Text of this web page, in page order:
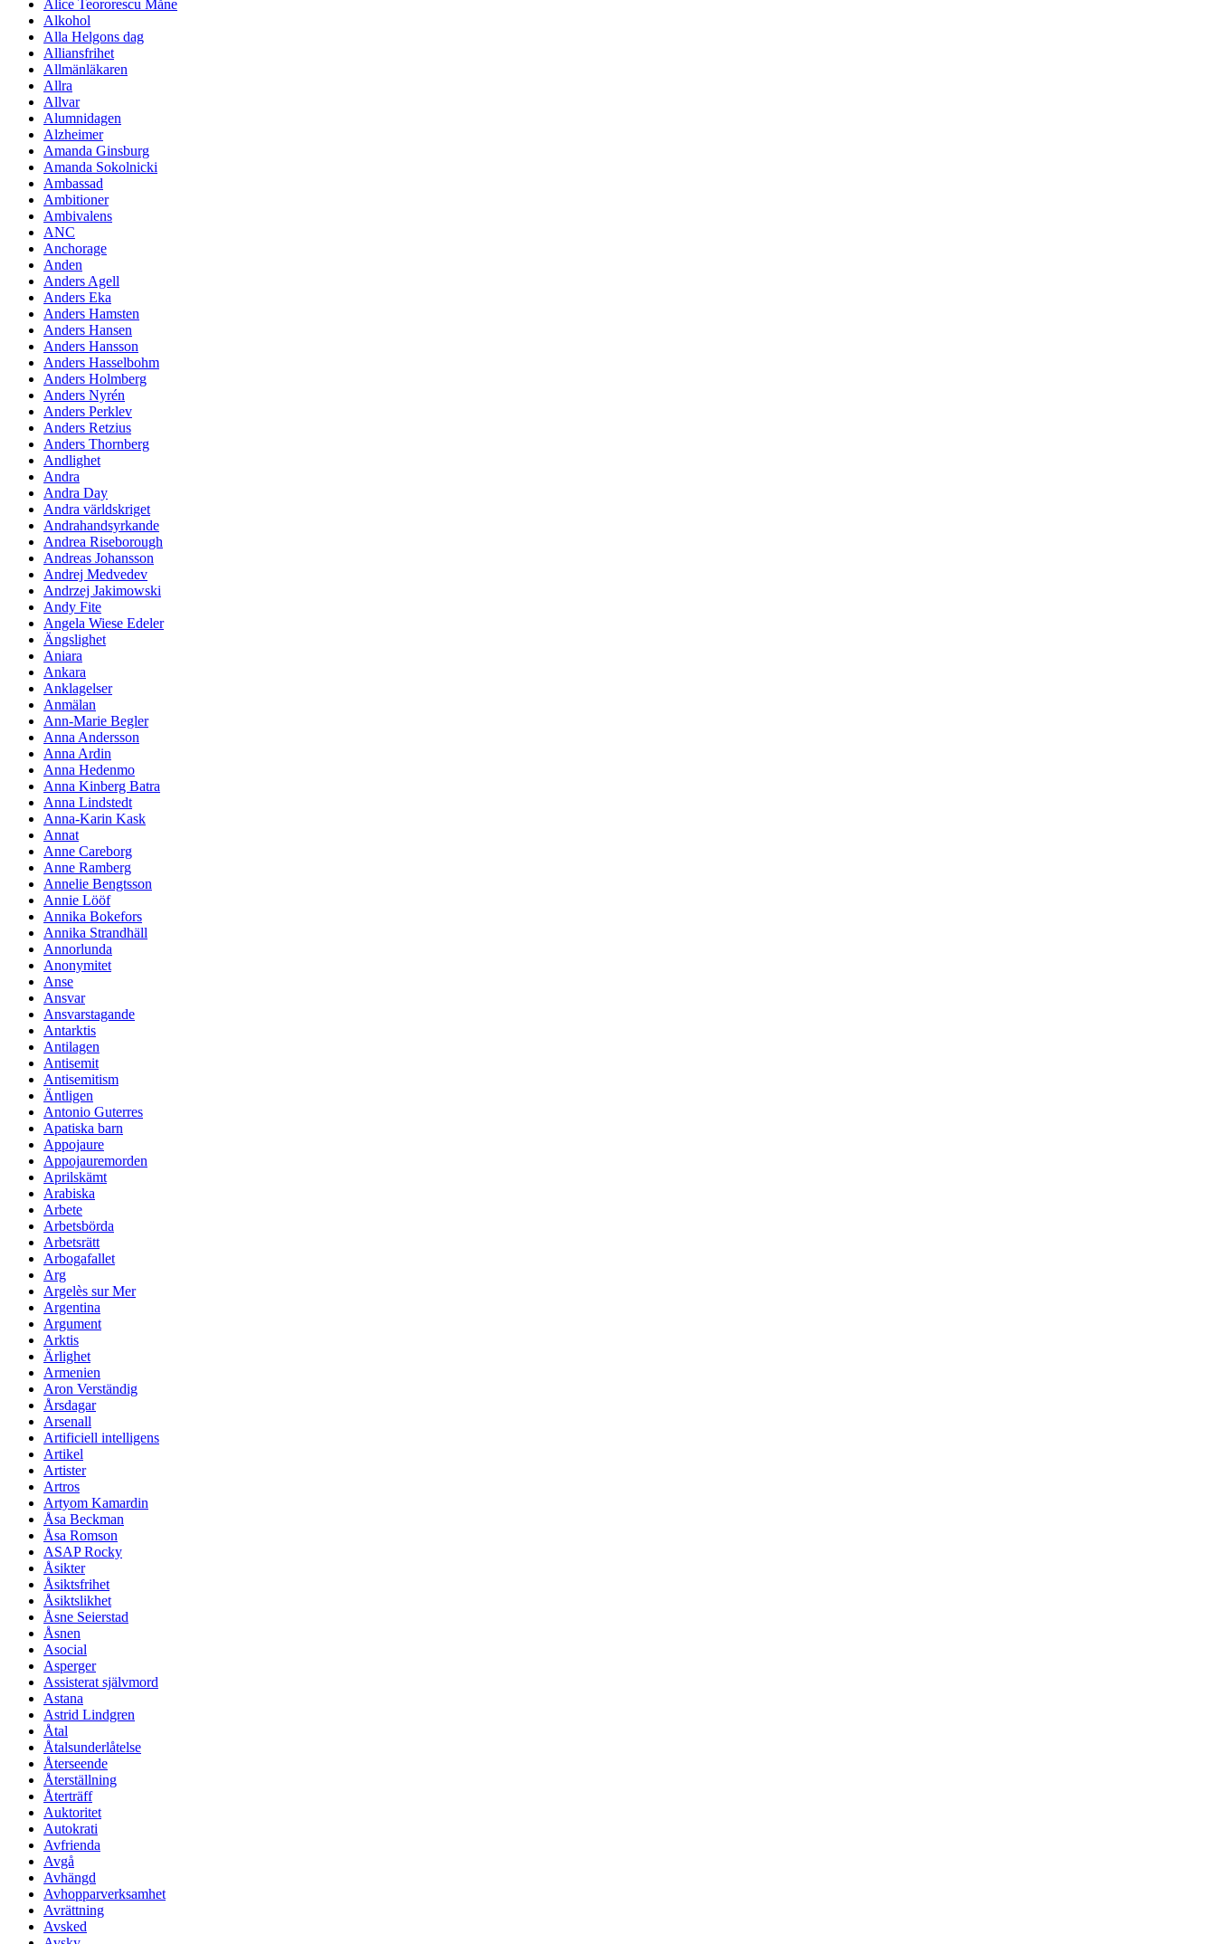
Alice Teororescu Måne
Alkohol
Alla Helgons dag
Alliansfrihet
Allmänläkaren
Allra
Allvar
Alumnidagen
Alzheimer
Amanda Ginsburg
Amanda Sokolnicki
Ambassad
Ambitioner
Ambivalens
ANC
Anchorage
Anden
Anders Agell
Anders Eka
Anders Hamsten
Anders Hansen
Anders Hansson
Anders Hasselbohm
Anders Holmberg
Anders Nyrén
Anders Perklev
Anders Retzius
Anders Thornberg
Andlighet
Andra
Andra Day
Andra världskriget
Andrahandsyrkande
Andrea Riseborough
Andreas Johansson
Andrej Medvedev
Andrzej Jakimowski
Andy Fite
Angela Wiese Edeler
Ängslighet
Aniara
Ankara
Anklagelser
Anmälan
Ann-Marie Begler
Anna Andersson
Anna Ardin
Anna Hedenmo
Anna Kinberg Batra
Anna Lindstedt
Anna-Karin Kask
Annat
Anne Careborg
Anne Ramberg
Annelie Bengtsson
Annie Lööf
Annika Bokefors
Annika Strandhäll
Annorlunda
Anonymitet
Anse
Ansvar
Ansvarstagande
Antarktis
Antilagen
Antisemit
Antisemitism
Äntligen
Antonio Guterres
Apatiska barn
Appojaure
Appojauremorden
Aprilskämt
Arabiska
Arbete
Arbetsbörda
Arbetsrätt
Arbogafallet
Arg
Argelès sur Mer
Argentina
Argument
Arktis
Ärlighet
Armenien
Aron Verständig
Årsdagar
Arsenall
Artificiell intelligens
Artikel
Artister
Artros
Artyom Kamardin
Åsa Beckman
Åsa Romson
ASAP Rocky
Åsikter
Åsiktsfrihet
Åsiktslikhet
Åsne Seierstad
Åsnen
Asocial
Asperger
Assisterat självmord
Astana
Astrid Lindgren
Åtal
Åtalsunderlåtelse
Återseende
Återställning
Återträff
Auktoritet
Autokrati
Avfrienda
Avgå
Avhängd
Avhopparverksamhet
Avrättning
Avsked